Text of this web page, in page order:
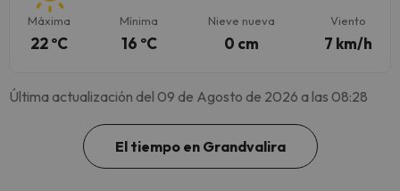
Máxima
22 ºC
Mínima
16 ºC
Nieve nueva
0 cm
Viento
7 km/h
Última actualización del 09 de Agosto de 2026 a las 08:28
El tiempo en Grandvalira